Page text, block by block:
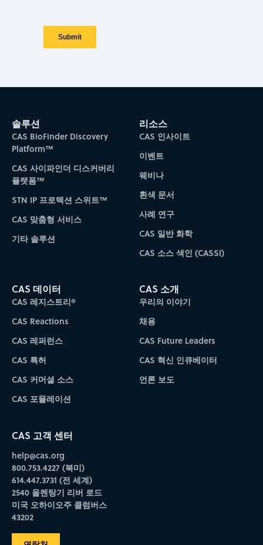
솔루션
CAS BioFinder Discovery
Platform™
CAS 사이파인더 디스커버리
플랫폼™
STN IP 프로텍션 스위트™
CAS 맞춤형 서비스
기타 솔루션
리소스
CAS 인사이트
이벤트
웨비나
흰색 문서
사례 연구
CAS 일반 화학
CAS 소스 색인 (CASSI)
CAS 데이터
CAS 레지스트리®
CAS Reactions
CAS 레퍼런스
CAS 특허
CAS 커머셜 소스
CAS 포뮬레이션
CAS 소개
우리의 이야기
채용
CAS Future Leaders
CAS 혁신 인큐베이터
언론 보도
CAS 고객 센터
help@cas.org
800.753.4227 (북미)
614.447.3731 (전 세계)
2540 올렌탕기 리버 로드
미국 오하이오주 콜럼버스
43202